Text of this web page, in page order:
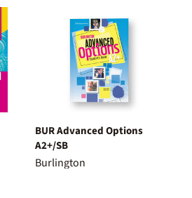
BUR Advanced Options
A2+/SB
Burlington